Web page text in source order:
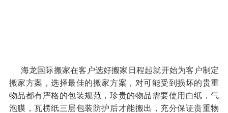
海龙国际搬家在客户选好搬家日程起就开始为客户制定
搬家方案，选择最佳的搬家方案，对可能受到损坏的贵重
物品都有严格的包装规范，珍贵的物品需要使用白纸，气
泡膜，瓦楞纸三层包装防护后才能搬出，充分保证贵重物